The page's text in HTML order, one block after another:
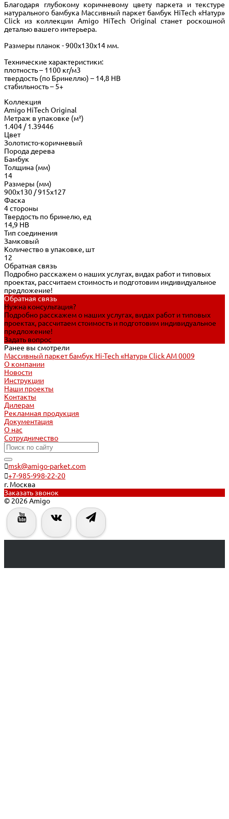
Благодаря глубокому коричневому цвету паркета и текстуре
натурального бамбука Массивный паркет бамбук HiTech «Натур»
Click из коллекции Amigo HiTech Original станет роскошной
деталью вашего интерьера.
Размеры планок - 900х130х14 мм.
Технические характеристики:
плотность – 1100 кг/м3
твердость (по Бринеллю) – 14,8 HB
стабильность – 5+
Коллекция
Amigo HiTech Original
Метраж в упаковке (м²)
1.404 / 1.39446
Цвет
Золотисто-коричневый
Порода дерева
Бамбук
Толщина (мм)
14
Размеры (мм)
900х130 / 915х127
Фаска
4 стороны
Твердость по бринелю, ед
14,9 HB
Тип соединения
Замковый
Количество в упаковке, шт
12
Обратная связь
Подробно расскажем о наших услугах, видах работ и типовых
проектах, рассчитаем стоимость и подготовим индивидуальное
предложение!
Обратная связь
Нужна консультация?
Подробно расскажем о наших услугах, видах работ и типовых
проектах, рассчитаем стоимость и подготовим индивидуальное
предложение!
Задать вопрос
Ранее вы смотрели
Массивный паркет бамбук Hi-Tech «Натур» Click АМ 0009
О компании
Новости
Инструкции
Наши проекты
Контакты
Дилерам
Рекламная продукция
Документация
О нас
Сотрудничество
msk@amigo-parket.com
+7-985-998-22-20
г. Москва
Заказать звонок
© 2026 Amigo